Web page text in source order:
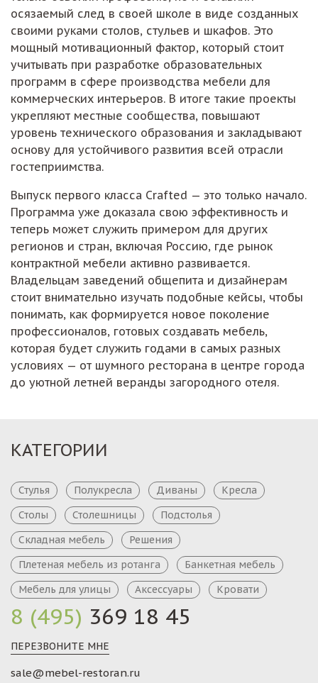
осязаемый след в своей школе в виде созданных
своими руками столов, стульев и шкафов. Это
мощный мотивационный фактор, который стоит
учитывать при разработке образовательных
программ в сфере производства мебели для
коммерческих интерьеров. В итоге такие проекты
укрепляют местные сообщества, повышают
уровень технического образования и закладывают
основу для устойчивого развития всей отрасли
гостеприимства.
Выпуск первого класса Crafted — это только начало.
Программа уже доказала свою эффективность и
теперь может служить примером для других
регионов и стран, включая Россию, где рынок
контрактной мебели активно развивается.
Владельцам заведений общепита и дизайнерам
стоит внимательно изучать подобные кейсы, чтобы
понимать, как формируется новое поколение
профессионалов, готовых создавать мебель,
которая будет служить годами в самых разных
условиях — от шумного ресторана в центре города
до уютной летней веранды загородного отеля.
8 (495) 369 18 45
ПЕРЕЗВОНИТЕ МНЕ
sale@mebel-restoran.ru
КАТЕГОРИИ
Стулья Полукресла Диваны
Кресла
Столы
Столешницы
Подстолья
Складная мебель
Решения
Плетеная мебель из ротанга
Банкетная мебель
Мебель для улицы
Аксессуары Кровати